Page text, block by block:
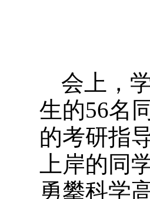
会上，
生的56名
的考研指
上岸的同
勇攀科学